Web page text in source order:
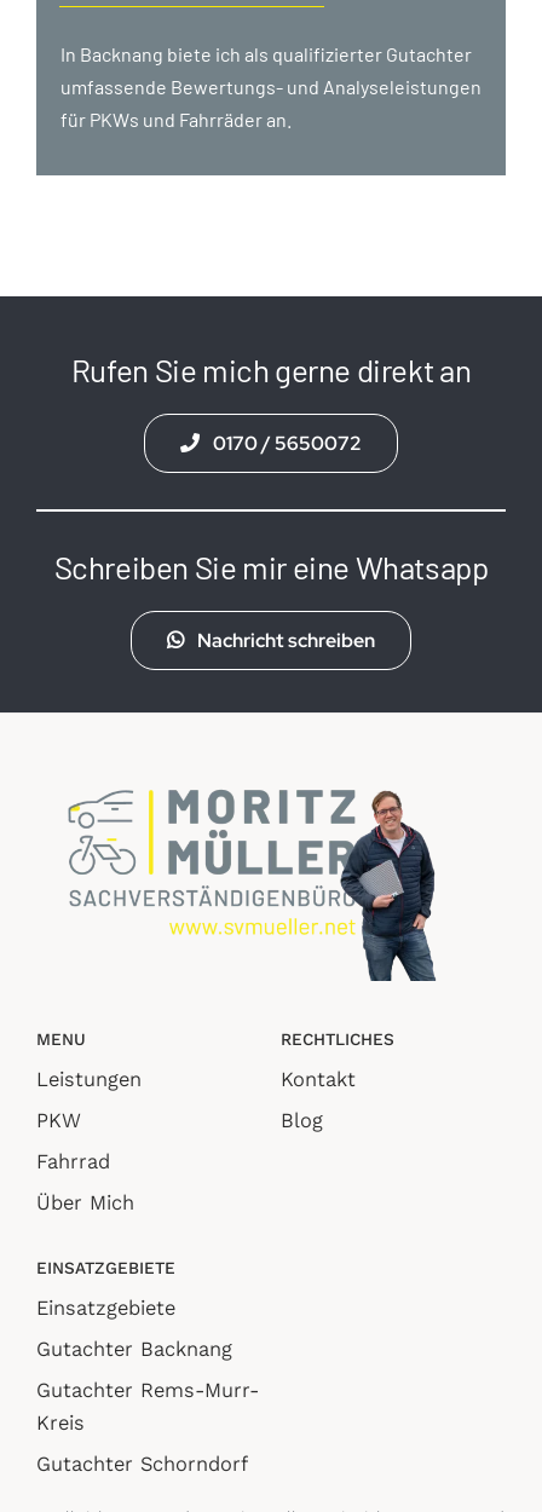
In Backnang biete ich als qualifizierter Gutachter
umfassende Bewertungs- und Analyseleistungen
für PKWs und Fahrräder an.
Rufen Sie mich gerne direkt an
0170 / 5650072
Schreiben Sie mir eine Whatsapp
Nachricht schreiben
MENU
Leistungen
PKW
Fahrrad
Über Mich
RECHTLICHES
Kontakt
Blog
EINSATZGEBIETE
Einsatzgebiete
Gutachter Backnang
Gutachter Rems-Murr-
Kreis
Gutachter Schorndorf